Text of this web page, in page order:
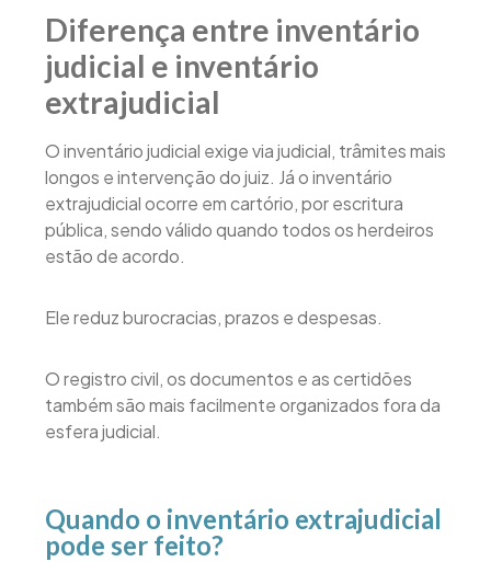
Diferença entre inventário
judicial e inventário
extrajudicial
O inventário judicial exige via judicial, trâmites mais
longos e intervenção do juiz. Já o inventário
extrajudicial ocorre em cartório, por escritura
pública, sendo válido quando todos os herdeiros
estão de acordo.
Ele reduz burocracias, prazos e despesas.
O registro civil, os documentos e as certidões
também são mais facilmente organizados fora da
esfera judicial.
Quando o inventário extrajudicial
pode ser feito?